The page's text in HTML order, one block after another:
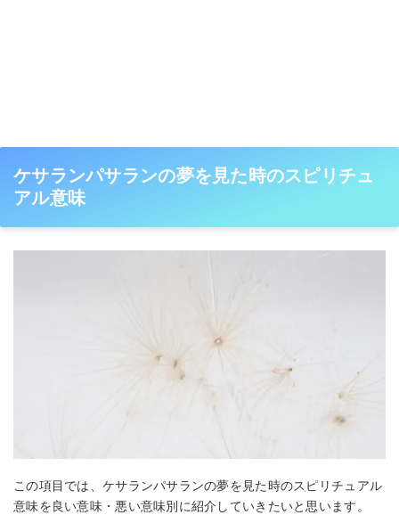
ケサランパサランの夢を見た時のスピリチュ
アル意味
この項目では、ケサランパサランの夢を見た時のスピリチュアル
意味を良い意味・悪い意味別に紹介していきたいと思います。